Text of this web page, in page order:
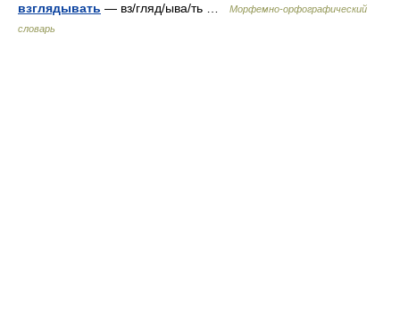
взглядывать — вз/гляд/ыва/ть …
Морфемно-орфографический
словарь